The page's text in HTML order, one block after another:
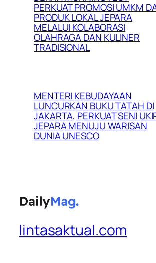
PERKUAT PROMOSI UMKM
PRODUK LOKAL JEPARA
MELALUI KOLABORASI
OLAHRAGA DAN KULINER
TRADISIONAL
MENTERI KEBUDAYAAN
LUNCURKAN BUKU TATAH DI
JAKARTA, PERKUAT SENI
JEPARA MENUJU WARISAN
DUNIA UNESCO
lintasaktual.com